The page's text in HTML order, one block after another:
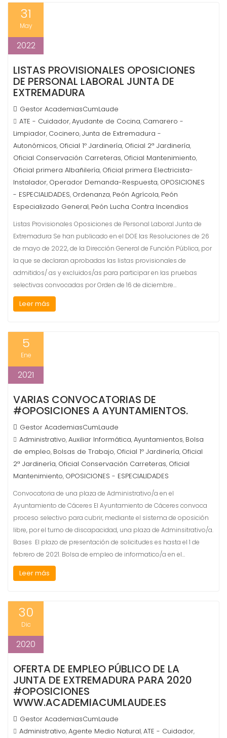
31
May
2022
LISTAS PROVISIONALES OPOSICIONES
DE PERSONAL LABORAL JUNTA DE
EXTREMADURA
Gestor AcademiasCumLaude
ATE - Cuidador,Ayudante de Cocina, Camarero -
Limpiador, Cocinero,Junta de Extremadura -
Autonómicos, Oficial 1º Jardinería, Oficial 2ª Jardinería,
Oficial Conservación Carreteras, Oficial Mantenimiento,
Oficial primera Albañilería, Oficial primera Electricista-
Instalador, Operador Demanda-Respuesta, OPOSICIONES
- ESPECIALIDADES, Ordenanza, Peón Agrícola, Peón
Especializado General, Peón Lucha Contra Incendios
Listas Provisionales Oposiciones de Personal Laboral Junta de
Extremadura Se han publicado en el DOE las Resoluciones de 26
de mayo de 2022, de la Dirección General de Función Pública, por
la que se declaran aprobadas las listas provisionales de
admitidos/ as y excluidos/as para participar en las pruebas
selectivas convocadas por Orden de 16 de diciembre…
Leer más
5
Ene
2021
VARIAS CONVOCATORIAS DE
#OPOSICIONES A AYUNTAMIENTOS.
Gestor AcademiasCumLaude
Administrativo,Auxiliar Informática,Ayuntamientos, Bolsa
de empleo, Bolsas de Trabajo, Oficial 1º Jardinería, Oficial
2ª Jardinería, Oficial Conservación Carreteras, Oficial
Mantenimiento, OPOSICIONES - ESPECIALIDADES
Convocatoria de una plaza de Administrativo/a en el
Ayuntamiento de Cáceres El Ayuntamiento de Cáceres convoca
proceso selectivo para cubrir, mediante el sistema de oposición
libre, por el turno de discapacidad, una plaza de Adminsitrativo/a.
Bases El plazo de presentación de solicitudes es hasta el 1 de
febrero de 2021. Bolsa de empleo de informatico/a en el…
Leer más
30
Dic
2020
OFERTA DE EMPLEO PÚBLICO DE LA
JUNTA DE EXTREMADURA PARA 2020
#OPOSICIONES
WWW.ACADEMIACUMLAUDE.ES
Gestor AcademiasCumLaude
Administrativo,Agente Medio Natural,ATE - Cuidador,